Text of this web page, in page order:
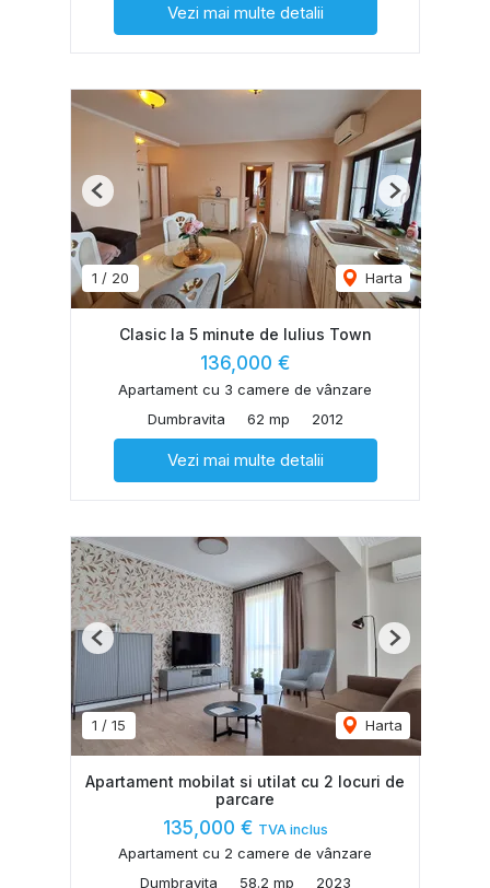
Vezi mai multe detalii
1 / 20 Harta
Previous Next
Clasic la 5 minute de Iulius Town
136,000 €
Apartament cu 3 camere de vânzare
Dumbravita
62 mp 2012
Vezi mai multe detalii
1 / 15 Harta
Previous Next
Apartament mobilat si utilat cu 2 locuri de
parcare
135,000 € TVA inclus
Apartament cu 2 camere de vânzare
Dumbravita
58.2 mp 2023